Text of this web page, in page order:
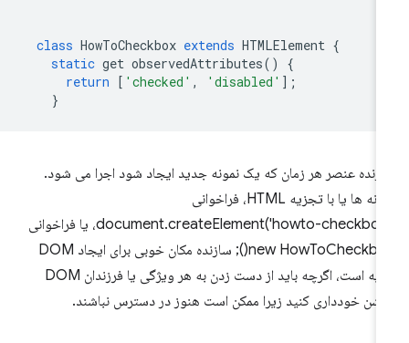
class HowToCheckbox extends HTMLElement
static
get observedAttributes ()
return ['checked' , 'disabled'
عنصر هر زمان که یک نمونه جدید ایجاد شود اجرا می شود.
نمونه ها یا با تجزیه HTML، فراخوانی
document.createElement('howto-checkbox')، یا فراخوانی
new HowToCheckbox(); سازنده مکان خوبی برای ایجاد DOM
سایه است، اگرچه باید از دست زدن به هر ویژگی یا فرزندان DOM
خودداری کنید زیرا ممکن است هنوز در دسترس نباشند.